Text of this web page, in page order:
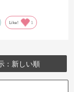
Like! 1
：新しい順